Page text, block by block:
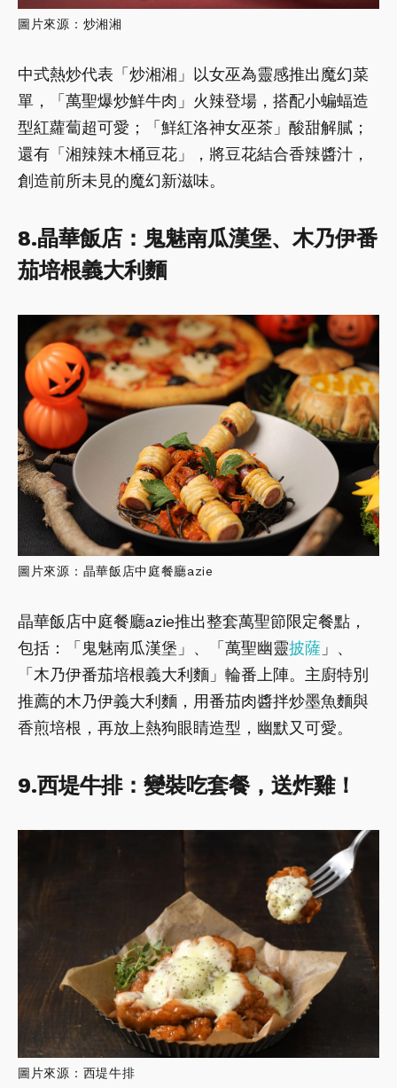
圖片來源：炒湘湘
中式熱炒代表「炒湘湘」以女巫為靈感推出魔幻菜
單，「萬聖爆炒鮮牛肉」火辣登場，搭配小蝙蝠造
型紅蘿蔔超可愛；「鮮紅洛神女巫茶」酸甜解膩；
還有「湘辣辣木桶豆花」，將豆花結合香辣醬汁，
創造前所未見的魔幻新滋味。
8.晶華飯店：鬼魅南瓜漢堡、木乃伊番
茄培根義大利麵
圖片來源：晶華飯店中庭餐廳azie
晶華飯店中庭餐廳azie推出整套萬聖節限定餐點，
包括：「鬼魅南瓜漢堡」、「萬聖幽靈披薩 」、
「木乃伊番茄培根義大利麵」輪番上陣。主廚特別
推薦的木乃伊義大利麵，用番茄肉醬拌炒墨魚麵與
香煎培根，再放上熱狗眼睛造型，幽默又可愛。
9.西堤牛排：變裝吃套餐，送炸雞！
圖片來源：西堤牛排